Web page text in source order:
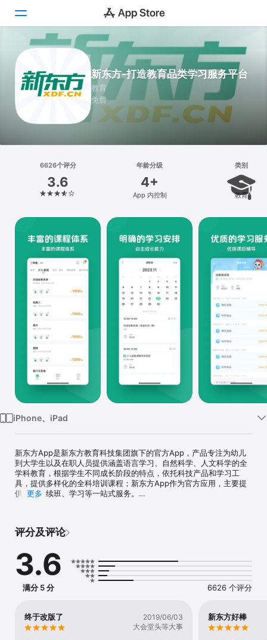
游戏
Watch
新东方-打造教育品类学习服务平台
教育
免费
6626个评分
3.6
年龄分级
4+
App 内控制
类别
教育
iPhone、iPad
新东方App是新东方教育科技集团旗下的官方App，产品专注为幼儿
到大学生以及在职人员提供涵盖语言学习、自然科学、人文科学的全
学科教育，根据学生不同成长阶段的特点，依托科技产品和学习工
具，提供多样化的全科培训课程；新东方App作为官方应用，主要提
供报班、续班、学习等一站式服务。
如果您已经是新东方的学员，在续班窗口期无需前往门店排队，线上
【一站式学习平台】
新东方App涵盖学员课前课中课后的所有学习功能，提供口语测评、
在线资料、绘本馆、错题本等核心的学习内容和学习工具，是新东方
学员的一站式学习平台。
【精品内容】
章资讯，免费音频课，短视频等。
【选课报名】
更多
评分及评论
3.6
满分 5 分 6626 个评分
终于改版了
2019/06/03
大会堂头等大事
新东方好棒